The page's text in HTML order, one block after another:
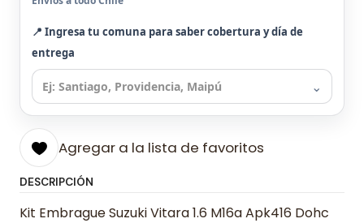
📍 Ingresa tu comuna para saber cobertura y día de
entrega
⌄
Agregar a la lista de favoritos
DESCRIPCIÓN
Kit Embrague Suzuki Vitara 1.6 M16a Apk416 Dohc